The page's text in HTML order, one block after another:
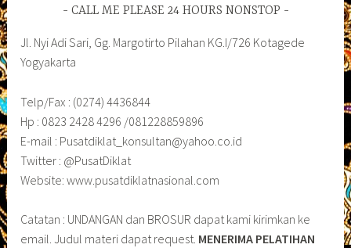
CALL ME PLEASE 24 HOURS NONSTOP
Jl. Nyi Adi Sari, Gg. Margotirto Pilahan KG.I/726 Kotagede
Yogyakarta
Telp/Fax : (0274) 4436844
Hp : 0823 2428 4296 /081228859896
E-mail : Pusatdiklat_konsultan@yahoo.co.id
Twitter : @PusatDiklat
Website: www.pusatdiklatnasional.com
Catatan : UNDANGAN dan BROSUR dapat kami kirimkan ke
email. Judul materi dapat request. MENERIMA PELATIHAN